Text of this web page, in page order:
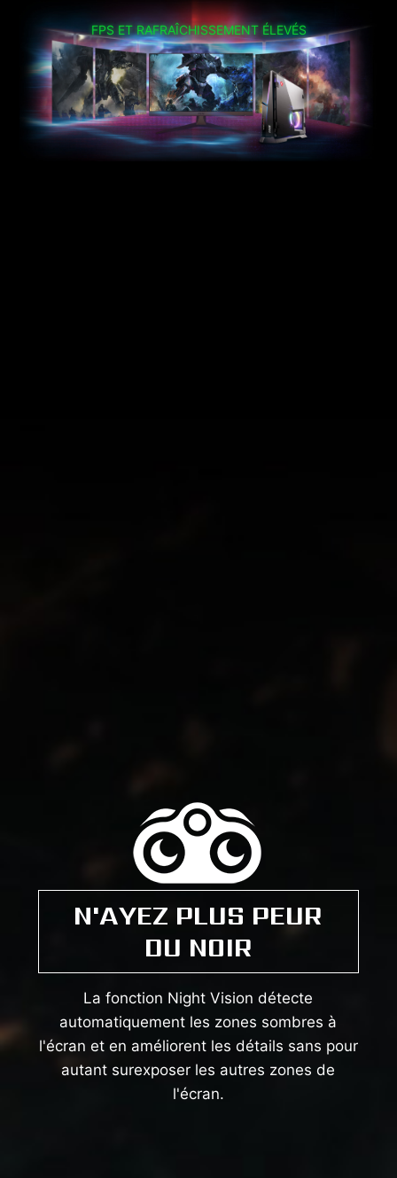
FPS ET RAFRAÎCHISSEMENT ÉLEVÉS
N'AYEZ PLUS PEUR
DU NOIR
La fonction Night Vision détecte
automatiquement les zones sombres à
l'écran et en améliorent les détails sans pour
autant surexposer les autres zones de
l'écran.